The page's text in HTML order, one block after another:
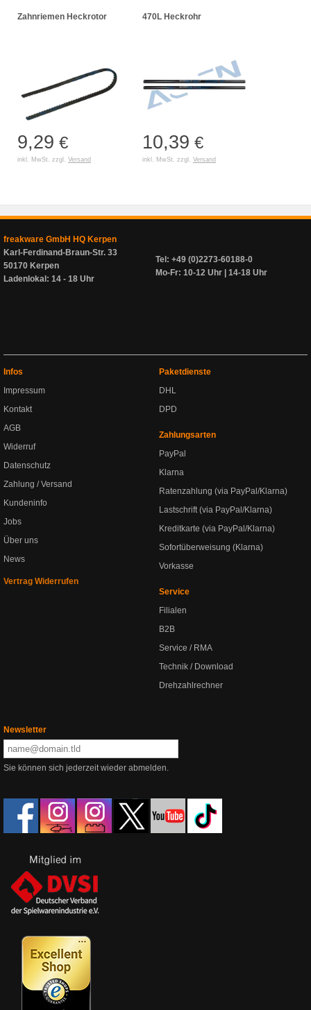
Zahnriemen Heckrotor
9,29 €
inkl. MwSt. zzgl. Versand
470L Heckrohr
10,39 €
inkl. MwSt. zzgl. Versand
freakware GmbH HQ Kerpen
Karl-Ferdinand-Braun-Str. 33
50170 Kerpen
Ladenlokal: 14 - 18 Uhr
Tel: +49 (0)2273-60188-0
Mo-Fr: 10-12 Uhr | 14-18 Uhr
Infos
Impressum
Kontakt
AGB
Widerruf
Datenschutz
Zahlung / Versand
Kundeninfo
Jobs
Über uns
News
Vertrag Widerrufen
Paketdienste
DHL
DPD
Zahlungsarten
PayPal
Klarna
Ratenzahlung (via PayPal/Klarna)
Lastschrift (via PayPal/Klarna)
Kreditkarte (via PayPal/Klarna)
Sofortüberweisung (Klarna)
Vorkasse
Service
Filialen
B2B
Service / RMA
Technik / Download
Drehzahlrechner
Newsletter
Sie können sich jederzeit wieder abmelden.